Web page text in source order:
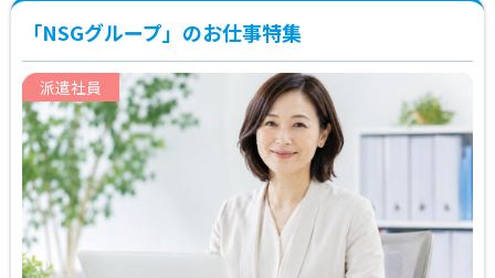
「NSGグループ」のお仕事特集
派遣社員